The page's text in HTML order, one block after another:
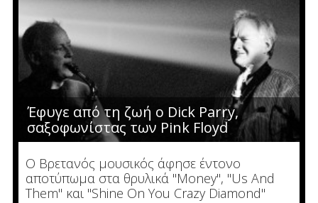
Έφυγε από τη ζωή ο Dick Parry,
σαξοφωνίστας των Pink Floyd
Ο Βρετανός μουσικός άφησε έντονο
αποτύπωμα στα θρυλικά "Money", "Us And
Them" και "Shine On You Crazy Diamond"